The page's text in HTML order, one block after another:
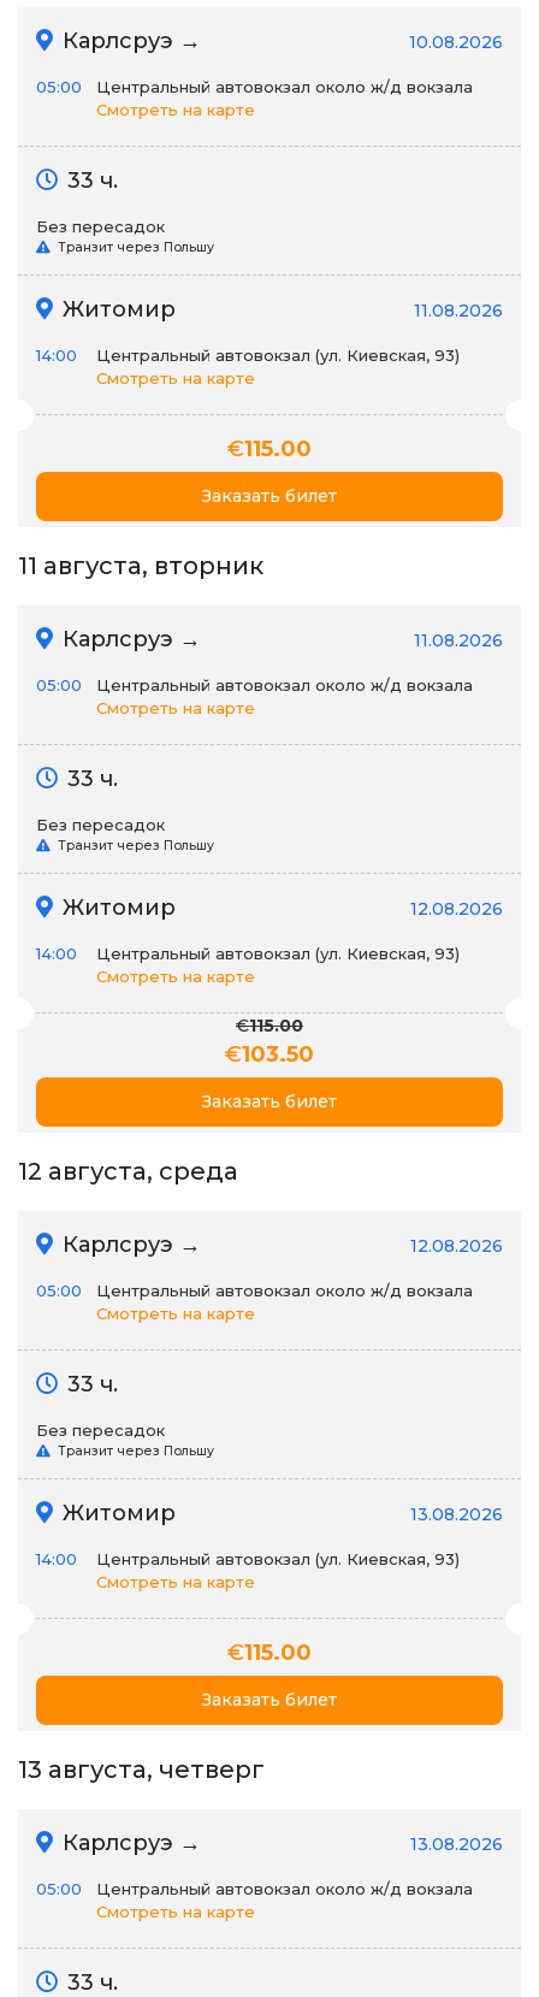
Карлсруэ → 10.08.2026
05:00
Центральный автовокзал около ж/д вокзала
Смотреть на карте
33 ч.
Без пересадок
Транзит через Польшу
Житомир 11.08.2026
14:00
Центральный автовокзал (ул. Киевская, 93)
Смотреть на карте
€115.00
Заказать билет
11 августа, вторник
Карлсруэ → 11.08.2026
05:00
Центральный автовокзал около ж/д вокзала
Смотреть на карте
33 ч.
Без пересадок
Транзит через Польшу
Житомир 12.08.2026
14:00
Центральный автовокзал (ул. Киевская, 93)
Смотреть на карте
€115.00
€103.50
Заказать билет
12 августа, среда
Карлсруэ → 12.08.2026
05:00
Центральный автовокзал около ж/д вокзала
Смотреть на карте
33 ч.
Без пересадок
Транзит через Польшу
Житомир 13.08.2026
14:00
Центральный автовокзал (ул. Киевская, 93)
Смотреть на карте
€115.00
Заказать билет
13 августа, четверг
Карлсруэ → 13.08.2026
05:00
Центральный автовокзал около ж/д вокзала
Смотреть на карте
33 ч.